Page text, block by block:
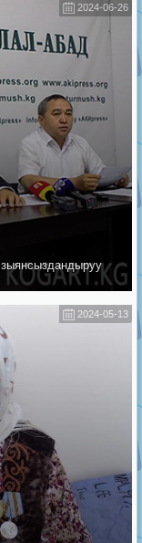
2024-06-26
2024-05-13